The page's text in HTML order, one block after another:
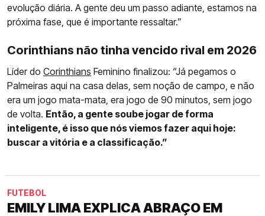
evolução diária. A gente deu um passo adiante, estamos na
próxima fase, que é importante ressaltar.”
Corinthians não tinha vencido rival em 2026
Líder do Corinthians Feminino finalizou: “Já pegamos o
Palmeiras aqui na casa delas, sem noção de campo, e não
era um jogo mata-mata, era jogo de 90 minutos, sem jogo
de volta. Então, a gente soube jogar de forma
inteligente, é isso que nós viemos fazer aqui hoje:
buscar a vitória e a classificação.”
FUTEBOL
EMILY LIMA EXPLICA ABRAÇO EM